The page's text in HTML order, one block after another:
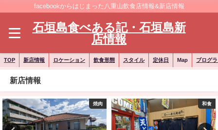
facebookからはじまった八重山飲食店情報&新店情報
石垣島食べある記・石垣島新
店情報
TOP 新店情報 ロケーション 飲食形態 スタイル 定休日 Map ブログ
新店情報
和食 ラーメン